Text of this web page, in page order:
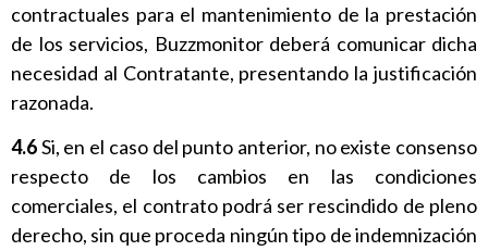
contractuales para el mantenimiento de la prestación
de los servicios, Buzzmonitor deberá comunicar dicha
necesidad al Contratante, presentando la justificación
razonada.
4.6Si, en el caso del punto anterior, no existe consenso
respecto de los cambios en las condiciones
comerciales, el contrato podrá ser rescindido de pleno
derecho, sin que proceda ningún tipo de indemnización